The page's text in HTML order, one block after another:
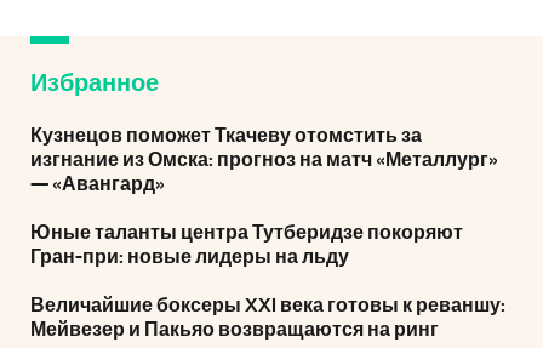
Избранное
Кузнецов поможет Ткачеву отомстить за
изгнание из Омска: прогноз на матч «Металлург»
— «Авангард»
Юные таланты центра Тутберидзе покоряют
Гран-при: новые лидеры на льду
Величайшие боксеры XXI века готовы к реваншу:
Мейвезер и Пакьяо возвращаются на ринг